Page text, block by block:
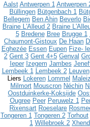
Aalst Antwerpen 1 Antwerpen
Büllingen Bütgenbach 1
Bellegem Ben Ahin Beverlo
Braine L'Alleud 2 Braine
5 Bredene Bree Brugge 1
Chaumont-Gistoux De Haan
Eghezée Essen Eupen Fize-
2 Gent 3 Gent 4+5 Genval
Ieper Izegem Jambes
Lembeek 1 Lembeek 2 Leuven
Liers Lokeren Lommel
Milmort Mouscron Néchin
Oostduinkerke-Koksijde
Ougree Peer Peruwelz 1
Rixensart Roeselare
Tongeren 1 Tongeren 2 Torhout
1 Willebroek 2